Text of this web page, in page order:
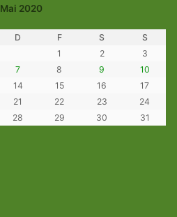
Mai 2020
D F S
S
1
2
3
7 8 9
10
14 15 16
17
21 22 23
24
28 29 30 31